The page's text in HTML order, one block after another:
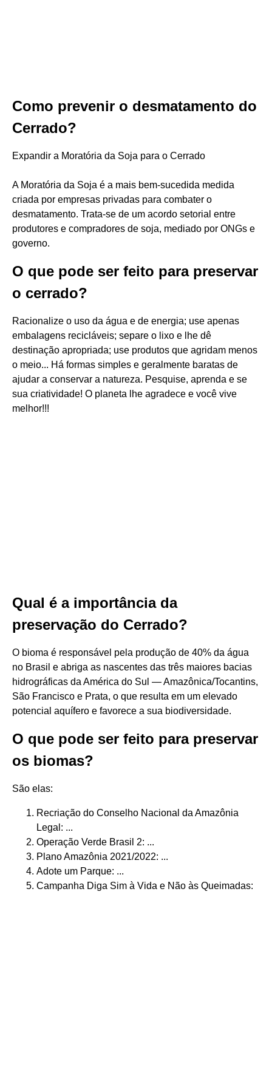
Como prevenir o desmatamento do
Cerrado?
Expandir a Moratória da Soja para o Cerrado
A Moratória da Soja é a mais bem-sucedida medida
criada por empresas privadas para combater o
desmatamento. Trata-se de um acordo setorial entre
produtores e compradores de soja, mediado por ONGs e
governo.
O que pode ser feito para preservar
o cerrado?
Racionalize o uso da água e de energia; use apenas
embalagens recicláveis; separe o lixo e lhe dê
destinação apropriada; use produtos que agridam menos
o meio... Há formas simples e geralmente baratas de
ajudar a conservar a natureza. Pesquise, aprenda e se
sua criatividade! O planeta lhe agradece e você vive
melhor!!!
Qual é a importância da
preservação do Cerrado?
O bioma é responsável pela produção de 40% da água
no Brasil e abriga as nascentes das três maiores bacias
hidrográficas da América do Sul — Amazônica/Tocantins,
São Francisco e Prata, o que resulta em um elevado
potencial aquífero e favorece a sua biodiversidade.
O que pode ser feito para preservar
os biomas?
São elas:
Recriação do Conselho Nacional da Amazônia
Legal: ...
Operação Verde Brasil 2: ...
Plano Amazônia 2021/2022: ...
Adote um Parque: ...
Campanha Diga Sim à Vida e Não às Queimadas: